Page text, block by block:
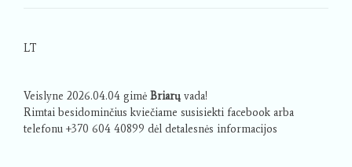
LT
Veislyne 2026.04.04 gimė Briarų vada!
Rimtai besidominčius kviečiame susisiekti facebook arba
telefonu +370 604 40899 dėl detalesnės informacijos